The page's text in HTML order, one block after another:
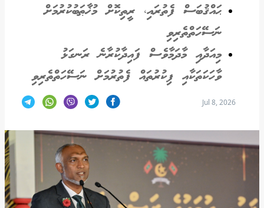
ޙައްޤުބަސް ފެތުރައި، ރީތިކޮށް މުޚާޠަބުކުރުމަށް
ނަސޭހަތްތެރިވި
މިއަދާއި މާދަމާވެސް ފައިދާކުރާނެ ރަނގަޅު
ވާހަކަތަކާއި ފިކުރުތައް ފެތުރުމަށް ނަސޭހަތްތެރިވި
Jul 8, 2026